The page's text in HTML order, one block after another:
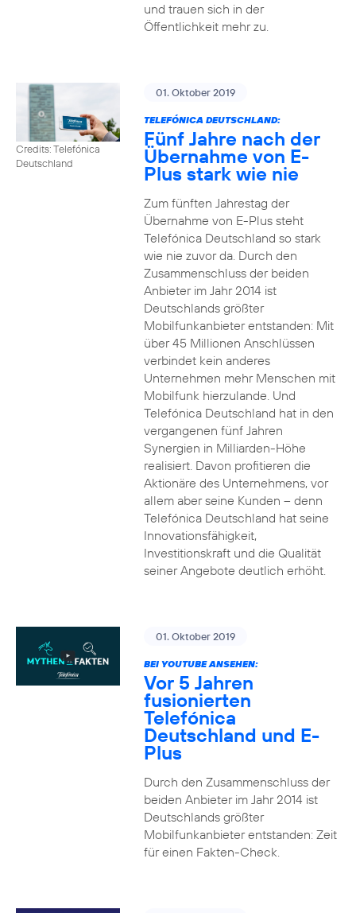
und trauen sich in der
Öffentlichkeit mehr zu.
Credits: Telefónica
Deutschland
01. Oktober 2019
TELEFÓNICA DEUTSCHLAND:
Fünf Jahre nach der
Übernahme von E-
Plus stark wie nie
Zum fünften Jahrestag der
Übernahme von E-Plus steht
Telefónica Deutschland so stark
wie nie zuvor da. Durch den
Zusammenschluss der beiden
Anbieter im Jahr 2014 ist
Deutschlands größter
Mobilfunkanbieter entstanden: Mit
über 45 Millionen Anschlüssen
verbindet kein anderes
Unternehmen mehr Menschen mit
Mobilfunk hierzulande. Und
Telefónica Deutschland hat in den
vergangenen fünf Jahren
Synergien in Milliarden-Höhe
realisiert. Davon profitieren die
Aktionäre des Unternehmens, vor
allem aber seine Kunden – denn
Telefónica Deutschland hat seine
Innovationsfähigkeit,
Investitionskraft und die Qualität
seiner Angebote deutlich erhöht.
01. Oktober 2019
BEI YOUTUBE ANSEHEN:
Vor 5 Jahren
fusionierten
Telefónica
Deutschland und E-
Plus
Durch den Zusammenschluss der
beiden Anbieter im Jahr 2014 ist
Deutschlands größter
Mobilfunkanbieter entstanden: Zeit
für einen Fakten-Check.